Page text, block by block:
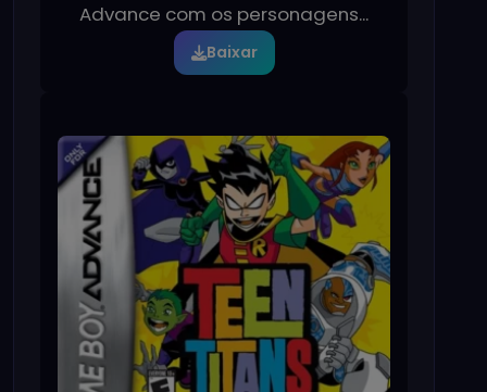
Advance com os personagens...
Baixar